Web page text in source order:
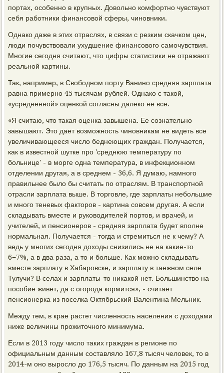
портах, особенно в крупных. Довольно комфортно чувствуют
себя работники финансовой сферы, чиновники.
Однако даже в этих отраслях, в связи с резким скачком цен,
люди почувствовали ухудшение финансового самочувствия.
Многие сегодня считают, что цифры статистики не отражают
реальной картины.
Так, например, в Свободном порту Ванино средняя зарплата
равна примерно 45 тысячам рублей. Однако с такой,
«усредненной» оценкой согласны далеко не все.
«Я считаю, что такая оценка завышена. Ее сознательно
завышают. Это дает возможность чиновникам не видеть все
увеличивающееся число беднеющих граждан. Получается,
как в известной шутке про 'среднюю температуру по
больнице' - в морге одна температура, в инфекционном
отделении другая, а в среднем - 36,6. Я думаю, намного
правильнее было бы считать по отраслям. В транспортной
отрасли зарплата выше. В торговле, где зарплаты небольшие
и много теневых факторов - картина совсем другая. А если
складывать вместе и руководителей портов, и врачей, и
учителей, и пенсионеров - средняя зарплата будет вполне
нормальная. Получается - тогда и стремиться не к чему? А
ведь у многих сегодня доходы снизились не на какие-то
6−7%, а в два раза, а то и больше. Как можно складывать
вместе зарплату в Хабаровске, и зарплату в таежном селе
Тулучи? В селах и зарплаты-то никакой нет. Большинство на
пособие живет, да с огорода кормится», - считает
пенсионерка из поселка Октябрьский Валентина Мельник.
Между тем, в крае растет численность населения с доходами
ниже величины прожиточного минимума.
Если в 2013 году число таких граждан в регионе по
официальным данным составляло 167,8 тысяч человек, то в
2014-м оно выросло до 176,5 тысяч. По данным на 2015 год